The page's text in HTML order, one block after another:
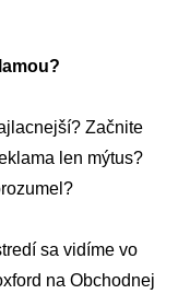
Začnite
len mýtus?
sa vidíme vo
na Obchodnej